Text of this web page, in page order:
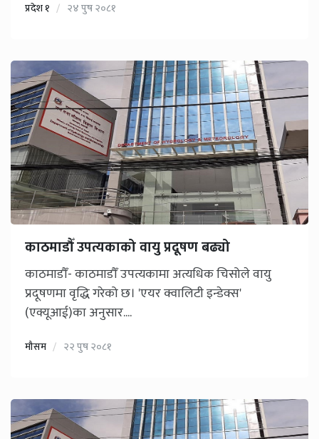
प्रदेश १ २४ पुष २०८१
काठमाडौँ उपत्यकाको वायु प्रदूषण बढ्यो
काठमाडौँ- काठमाडौँ उपत्यकामा अत्यधिक चिसोले वायु
प्रदूषणमा वृद्धि गरेको छ। 'एयर क्वालिटी इन्डेक्स'
(एक्यूआई)का अनुसार....
मौसम २२ पुष २०८१